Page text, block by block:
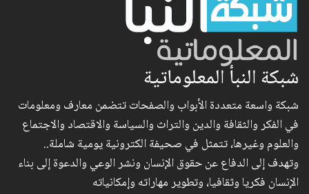
شبكة النبأ المعلوماتية
شبكة واسعة متعددة الأبواب والصفحات تتضمن معارف ومعلومات
في الفكر والثقافة والدين والتراث والسياسة والاقتصاد والاجتماع
والعلوم وغيرها، تتمثل في صحيفة الكترونية يومية شاملة..
وتهدف إلى الدفاع عن حقوق الإنسان ونشر الوعي والدعوة إلى بناء
الإنسان فكريا وثقافيا، وتطوير مهاراته وإمكانياته